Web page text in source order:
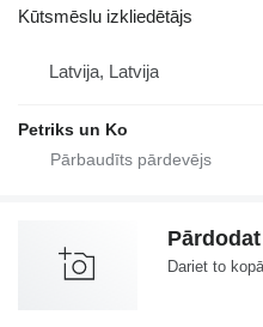
Kūtsmēslu izkliedētājs
Latvija, Latvija
Petriks un Ko
Dariet to